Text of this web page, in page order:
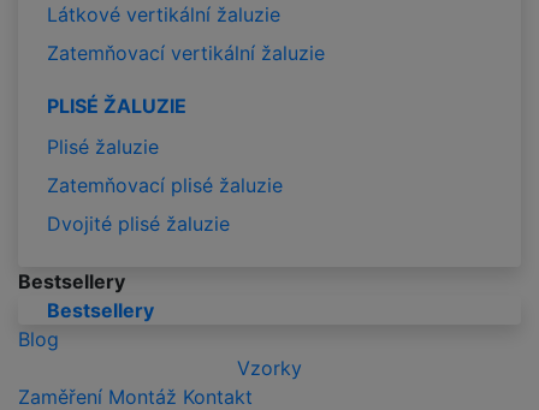
Látkové vertikální žaluzie
Zatemňovací vertikální žaluzie
PLISÉ ŽALUZIE
Plisé žaluzie
Zatemňovací plisé žaluzie
Dvojité plisé žaluzie
Bestsellery
Bestsellery
Blog
Vzorky
Zaměření Montáž Kontakt